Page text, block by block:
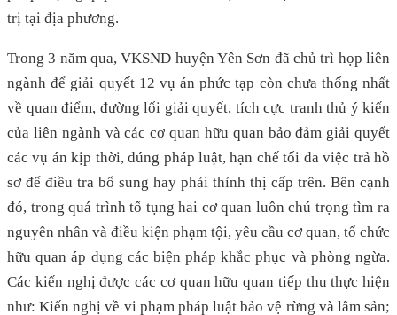
trị tại địa phương.
Trong 3 năm qua, VKSND huyện Yên Sơn đã chủ trì họp liên
ngành để giải quyết 12 vụ án phức tạp còn chưa thống nhất
về quan điểm, đường lối giải quyết, tích cực tranh thủ ý kiến
của liên ngành và các cơ quan hữu quan bảo đảm giải quyết
các vụ án kịp thời, đúng pháp luật, hạn chế tối đa việc trả hồ
sơ để điều tra bổ sung hay phải thỉnh thị cấp trên. Bên cạnh
đó, trong quá trình tố tụng hai cơ quan luôn chú trọng tìm ra
nguyên nhân và điều kiện phạm tội, yêu cầu cơ quan, tổ chức
hữu quan áp dụng các biện pháp khắc phục và phòng ngừa.
Các kiến nghị được các cơ quan hữu quan tiếp thu thực hiện
như: Kiến nghị về vi phạm pháp luật bảo vệ rừng và lâm sản;